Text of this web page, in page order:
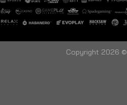
Copyright 2026 ©